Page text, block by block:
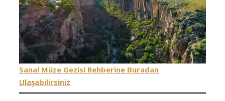
Sanal Müze Gezisi Rehberine Buradan
Ulaşabilirsiniz